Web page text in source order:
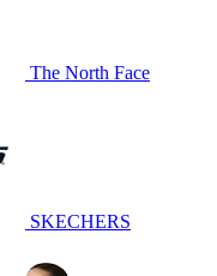
The North Face
SKECHERS